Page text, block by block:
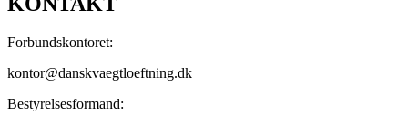
Forbundskontoret:
kontor@danskvaegtloeftning.dk
Bestyrelsesformand: